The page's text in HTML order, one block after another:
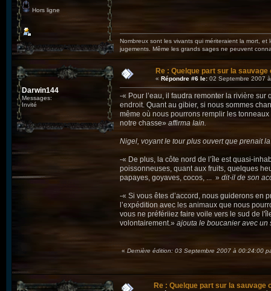
Hors ligne
Nombreux sont les vivants qui mériteraient la mort,
jugements. Même les grands sages ne peuvent
Darwin144
Messages:
Invité
Re : Quelque part sur la
« Répondre #6 le: 02 Septembre 2007
-« Pour l’eau, il faudra remonter la rivière
endroit. Quant au gibier, si nous sommes
même où nous pourrons remplir les
notre chasse» affirma Iain.
Nigel, voyant le tour plus ouvert que prenait
-« De plus, la côte nord de l’île est quasi-
poissonneuses, quant aux fruits, quelques
papayes, goyaves, cocos, ... » dit-il de son
-« Si vous êtes d’accord, nous guiderons en
l’expédition avec les animaux que nous
vous ne préfériiez faire voile vers le sud de
volontairement.» ajouta le boucanier avec un
« Dernière édition: 03 Septembre 2007 à 00:24:00
Re : Quelque part sur la sauvage